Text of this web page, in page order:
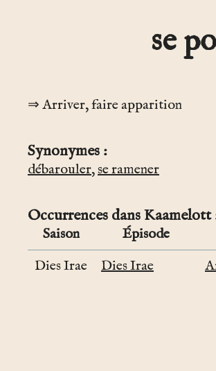
se
Arriver, faire apparition
Synonymes
débarouler,se ramener
Occurrences dans Kaamelott
Saison Épisode
Dies Irae
Dies Irae